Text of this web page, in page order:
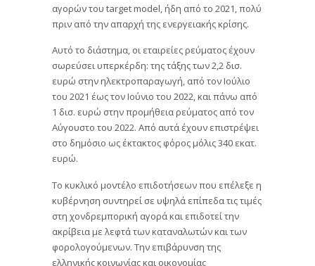
αγορών του target model, ήδη από το 2021, πολύ
πριν από την απαρχή της ενεργειακής κρίσης.
Αυτό το διάστημα, οι εταιρείες ρεύματος έχουν
σωρεύσει υπερκέρδη: της τάξης των 2,2 δισ.
ευρώ στην ηλεκτροπαραγωγή, από τον Ιούλιο
του 2021 έως τον Ιούνιο του 2022, και πάνω από
1 δισ. ευρώ στην προμήθεια ρεύματος από τον
Αύγουστο του 2022. Από αυτά έχουν επιστρέψει
στο δημόσιο ως έκτακτος φόρος μόλις 340 εκατ.
ευρώ.
Το κυκλικό μοντέλο επιδοτήσεων που επέλεξε η
κυβέρνηση συντηρεί σε υψηλά επίπεδα τις τιμές
στη χονδρεμπορική αγορά και επιδοτεί την
ακρίβεια με λεφτά των καταναλωτών και των
φορολογούμενων. Την επιβάρυνση της
ελληνικής κοινωνίας και οικονομίας